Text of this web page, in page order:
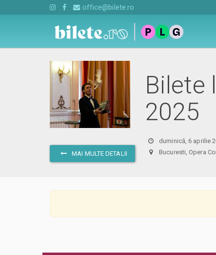
office@bilete.ro
MAI MULTE DETALII
Bilete
2025
duminică, 6 aprilie
Bucuresti, Opera